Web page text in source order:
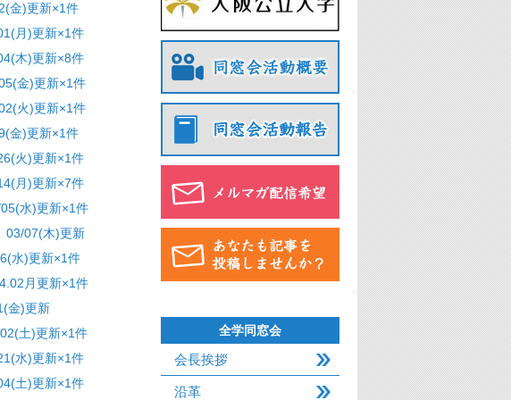
金)更新×1件
)更新×1件
新×8件
金)更新×1件
火)更新×1件
更新×1件
)更新×1件
新×7件
水)更新×1件
03/07(木)更新
)更新×1件
月更新×1件
金)更新
)更新×1件
)更新×1件
新×1件
全学同窓会
会長挨拶
沿革